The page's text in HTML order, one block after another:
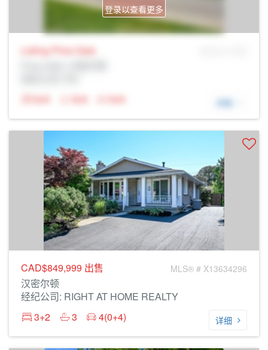
登录以查看更多
Listing Price Sale
N/A
N/A N/A 详细
CAD$849,999 出售 MLS® # X13634296
汉密尔顿
经纪公司: RIGHT AT HOME REALTY
3+2
3 4(0+4) 详细